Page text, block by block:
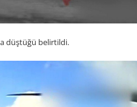
düştüğü belirtildi.